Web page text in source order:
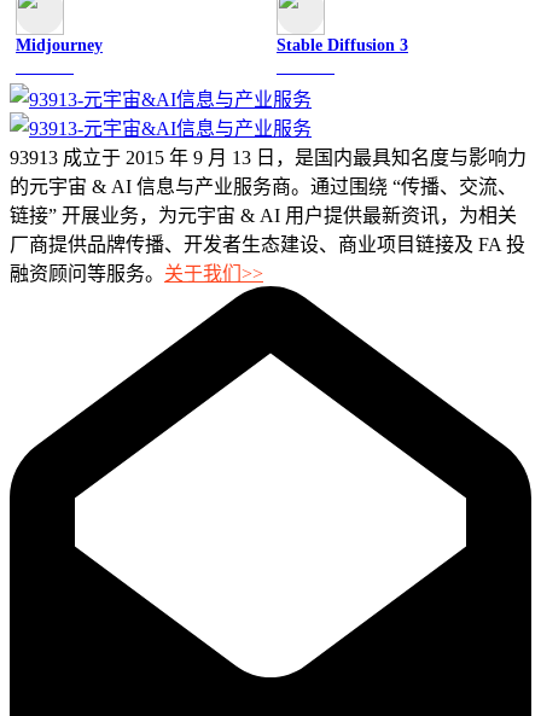
Midjourney Stable Diffusion 3
93913 成立于 2015 年 9 月 13 日，是国内最具知名度与影响力
的元宇宙 & AI 信息与产业服务商。通过围绕 “传播、交流、
链接” 开展业务，为元宇宙 & AI 用户提供最新资讯，为相关
厂商提供品牌传播、开发者生态建设、商业项目链接及 FA 投
融资顾问等服务。 关于我们>>